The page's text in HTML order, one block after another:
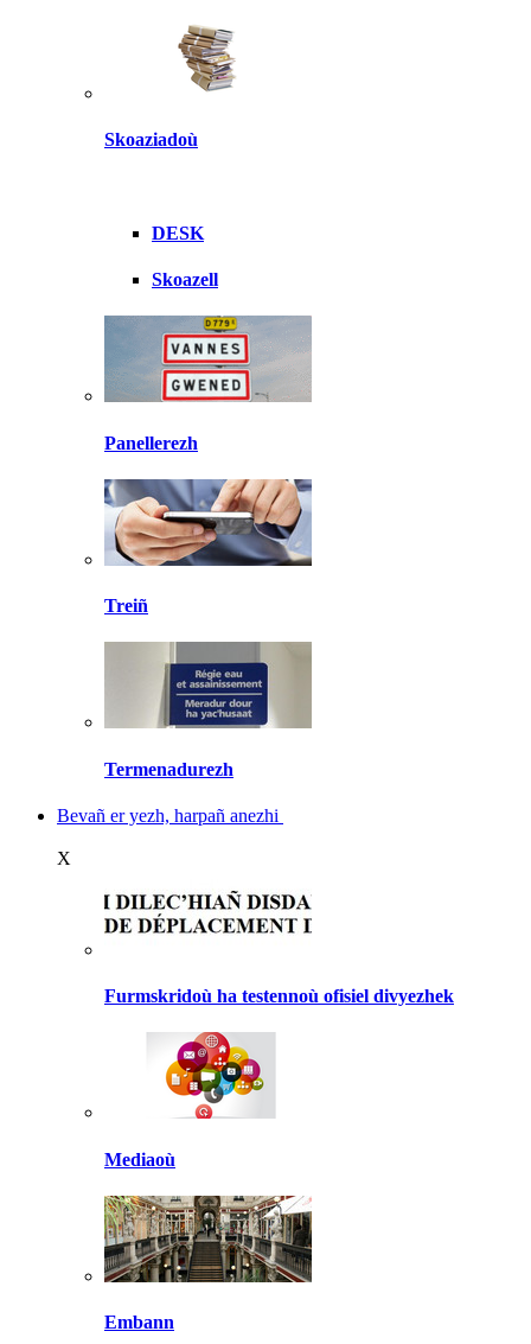
Skoaziadoù
DESK
Skoazell
Panellerezh
Treiñ
Termenadurezh
Bevañ er yezh, harpañ anezhi
X
Furmskridoù ha testennoù ofisiel divyezhek
Mediaoù
Embann